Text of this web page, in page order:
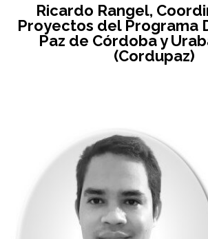
Ricardo Rangel,
Proyectos del Programa
Paz de Córdoba y
(Cordupaz)